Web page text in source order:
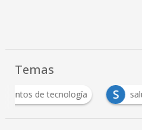
Temas
Eventos de tecnología S